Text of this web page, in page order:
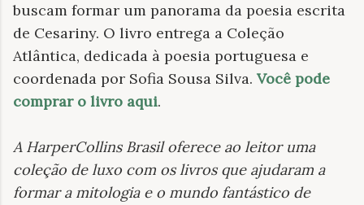
buscam formar um panorama da poesia escrita
de Cesariny. O livro entrega a Coleção
Atlântica, dedicada à poesia portuguesa e
coordenada por Sofia Sousa Silva. Você pode
comprar o livro aqui.
A HarperCollins Brasil oferece ao leitor uma
coleção de luxo com os livros que ajudaram a
formar a mitologia e o mundo fantástico de